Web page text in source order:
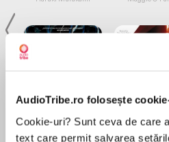
AudioTribe.ro folosește
Cookie-uri? Sunt ceva de care
text care permit salvarea
de...
Dani Francis
la...
Lauren